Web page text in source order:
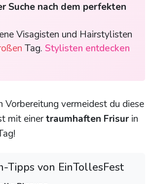
Suche nach dem perfekten
Visagisten und Hairstylisten
Tag. Stylisten entdecken
Vorbereitung vermeidest du diese
mit einertraumhaften Frisur in
Tipps von EinTollesFest